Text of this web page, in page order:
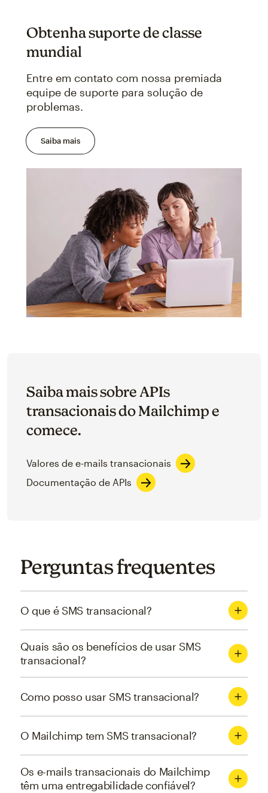
Obtenha suporte de classe
mundial
Entre em contato com nossa premiada
equipe de suporte para solução de
problemas.
Saiba mais
Saiba mais sobre APIs
transacionais do Mailchimp e
comece.
Valores de e-mails transacionais
Documentação de APIs
Perguntas frequentes
O que é SMS transacional?
Quais são os benefícios de usar SMS
transacional?
Como posso usar SMS transacional?
O Mailchimp tem SMS transacional?
Os e-mails transacionais do Mailchimp
têm uma entregabilidade confiável?